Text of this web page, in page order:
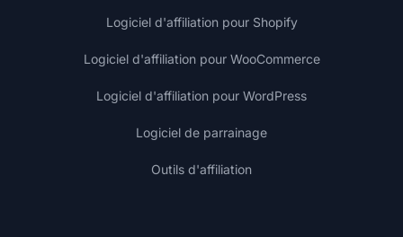
Logiciel d'affiliation pour Shopify
Logiciel d'affiliation pour WooCommerce
Logiciel d'affiliation pour WordPress
Logiciel de parrainage
Outils d'affiliation